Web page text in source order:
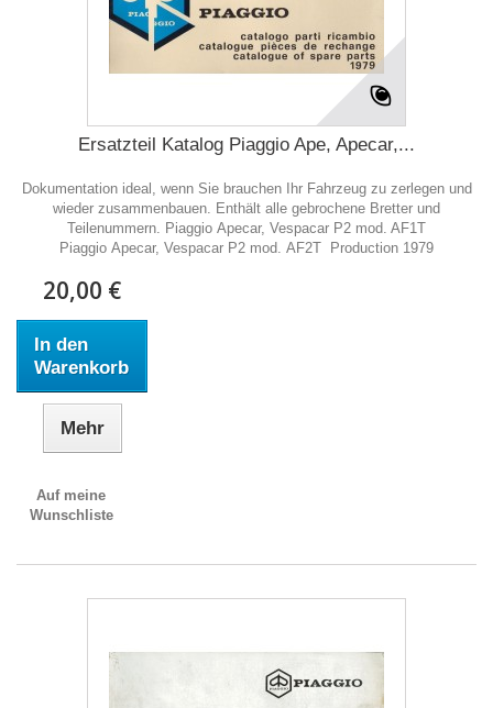
Ersatzteil Katalog Piaggio Ape, Apecar,...
Dokumentation ideal, wenn Sie brauchen Ihr Fahrzeug zu zerlegen und
wieder zusammenbauen. Enthält alle gebrochene Bretter und
Teilenummern. Piaggio Apecar, Vespacar P2 mod. AF1T
Piaggio Apecar, Vespacar P2 mod. AF2T Production 1979
20,00 €
In den
Warenkorb
Mehr
Auf meine
Wunschliste